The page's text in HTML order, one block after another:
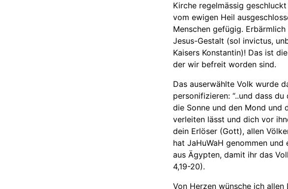
Kirche regelmässig
vom ewigen Heil
Menschen gefügig.
Jesus-Gestalt (sol invictus,
Kaisers Konstantin)! Das ist
der wir befreit worden sind.
Das auserwählte Volk wurde
personifizieren: “..und dass
die Sonne und den Mond und
verleiten lässt und dich vor
dein Erlöser (Gott), allen
hat JaHuWaH genommen
aus Ägypten, damit ihr das
4,19-20).
Von Herzen wünsche ich allen